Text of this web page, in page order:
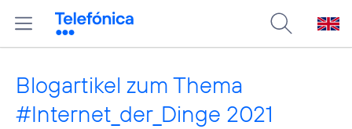
Blogartikel zum Thema
#Internet_der_Dinge 2021